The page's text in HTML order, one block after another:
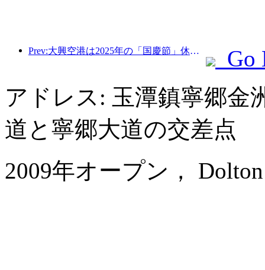
Prev:大興空港は2025年の「国慶節」休暇中に130万人以上の乗客を輸送する予定だ。
Go
アドレス: 玉潭鎮寧郷金
道と寧郷大道の交差点
2009年オープン， Dolton